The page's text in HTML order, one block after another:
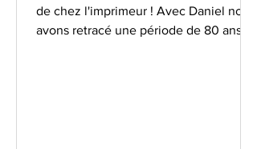
de chez l'imprimeur ! Avec Daniel nous
avons retracé une période de 80 ans